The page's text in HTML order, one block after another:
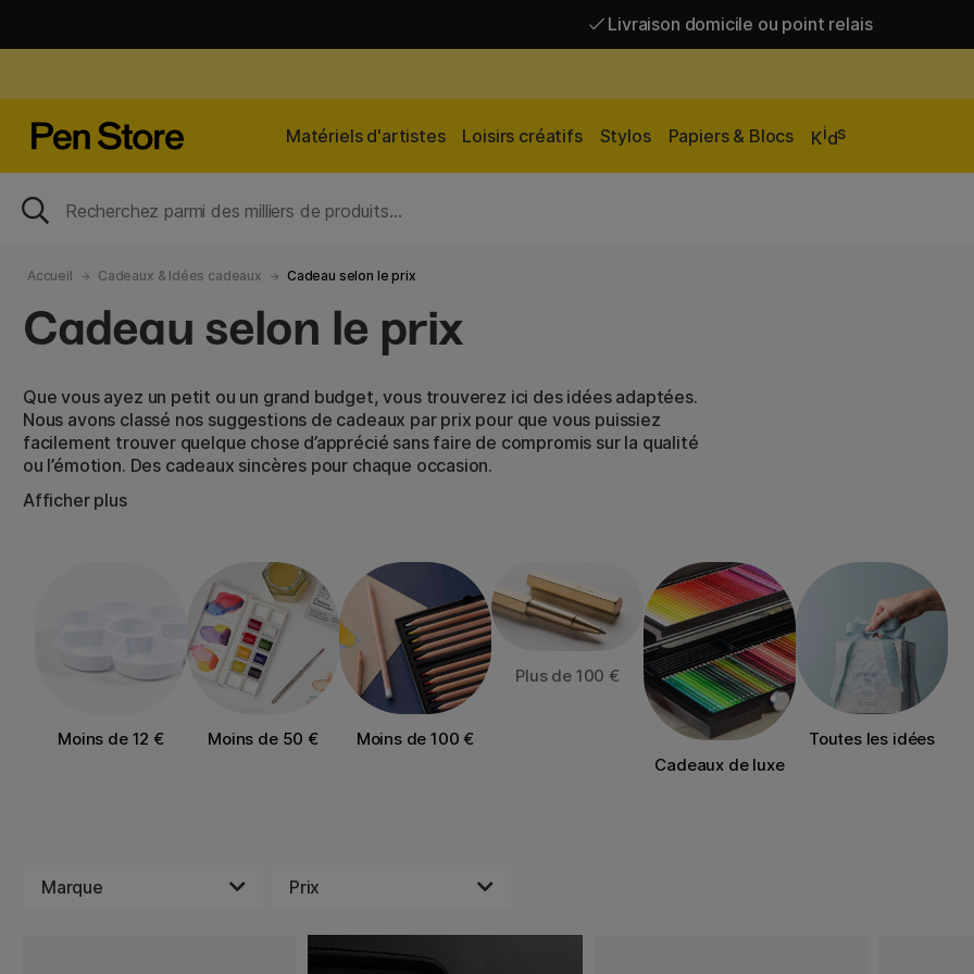
Livraison domicile ou point relais
Matériels d'artistes Loisirs créatifs Stylos Papiers & Blocs Kids
Accueil Cadeaux & Idées cadeaux Cadeau selon le prix
Cadeau selon le prix
Que vous ayez un petit ou un grand budget, vous trouverez ici des idées adaptées.
Nous avons classé nos suggestions de cadeaux par prix pour que vous puissiez
facilement trouver quelque chose d’apprécié sans faire de compromis sur la qualité
ou l’émotion. Des cadeaux sincères pour chaque occasion.
Afficher plus
Moins de 12 € Moins de 50 € Moins de 100 €
Plus de 100 €
Cadeaux de luxe
Toutes les idées
Marque Prix